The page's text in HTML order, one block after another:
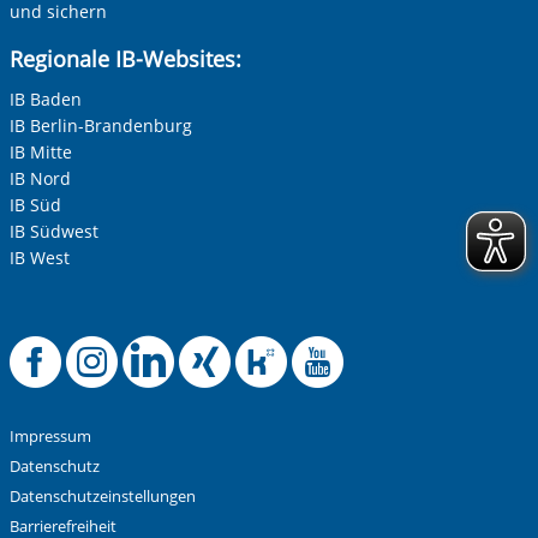
und sichern
Regionale IB-Websites:
IB Baden
IB Berlin-Brandenburg
IB Mitte
IB Nord
IB Süd
IB Südwest
IB West
Offizielle
Offizielle
Offizielle
Offizielle
Offizielle
Impressum
Datenschutz
Datenschutzeinstellungen
Barrierefreiheit